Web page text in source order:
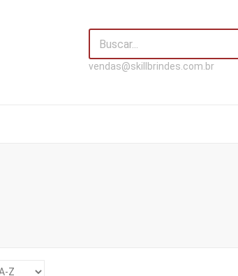
vendas@skillbrindes.com.br